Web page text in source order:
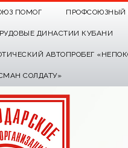
ПОМОГ ПРОФСОЮЗНЫЙ
ДИНАСТИИ КУБАНИ
АВТОПРОБЕГ
СОЛДАТУ»